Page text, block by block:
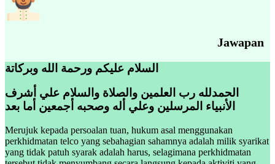
Jawapan
الحمدلله رب العلمين والصلاة والسلام علي أشرف
الأنبياء المرسلين وعلي أله وصحبه أجمعين أما بعد
Merujuk kepada persoalan tuan, hukum asal menggunakan
perkhidmatan telco yang sebahagian sahamnya adalah milik syarikat
yang tidak patuh syarak adalah harus, selagimana perkhidmatan